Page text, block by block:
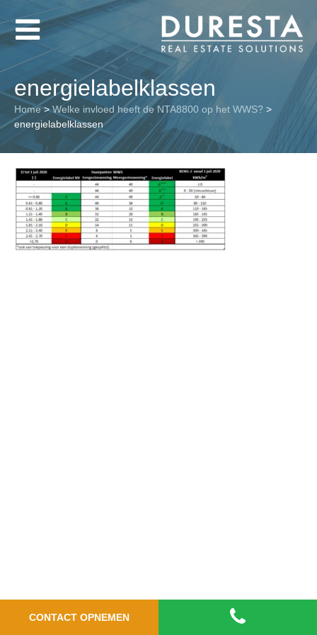
CONTACT OPNEMEN
energielabelklassen
Home>Welke invloed heeft de NTA8800 op het WWS? >
energielabelklassen